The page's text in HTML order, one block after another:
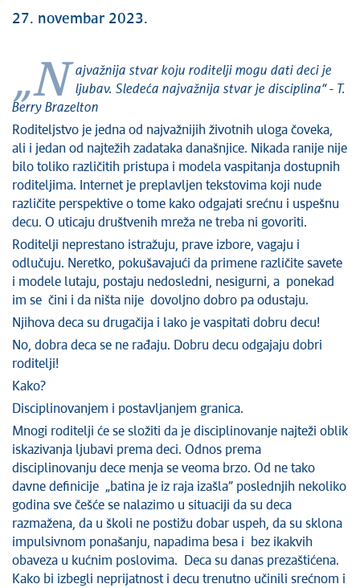
27. novembar 2023.
„N
ajvažnija stvar koju roditelji mogu dati deci je
ljubav. Sledeća najvažnija stvar je disciplina“ - T.
Berry Brazelton
Roditeljstvo je jedna od najvažnijih životnih uloga čoveka,
ali i jedan od najtežih zadataka današnjice. Nikada ranije nije
bilo toliko različitih pristupa i modela vaspitanja dostupnih
roditeljima. Internet je preplavljen tekstovima koji nude
različite perspektive o tome kako odgajati srećnu i uspešnu
decu. O uticaju društvenih mreža ne treba ni govoriti.
Roditelji neprestano istražuju, prave izbore, vagaju i
odlučuju. Neretko, pokušavajući da primene različite savete
i modele lutaju, postaju nedosledni, nesigurni, a ponekad
im se čini i da ništa nije dovoljno dobro pa odustaju.
Njihova deca su drugačija i lako je vaspitati dobru decu!
No, dobra deca se ne rađaju. Dobru decu odgajaju dobri
roditelji!
Kako?
Disciplinovanjem i postavljanjem granica.
Mnogi roditelji će se složiti da je disciplinovanje najteži oblik
iskazivanja ljubavi prema deci. Odnos prema
disciplinovanju dece menja se veoma brzo. Od ne tako
davne definicije „batina je iz raja izašla” poslednjih nekoliko
godina sve češće se nalazimo u situaciji da su deca
razmažena, da u školi ne postižu dobar uspeh, da su sklona
impulsivnom ponašanju, napadima besa i bez ikakvih
obaveza u kućnim poslovima. Deca su danas prezaštićena.
Kako bi izbegli neprijatnost i decu trenutno učinili srećnom i